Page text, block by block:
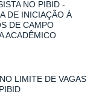
NO PIBID -
DE INICIAÇÃO À
DE CAMPO
ACADÊMICO
LIMITE DE VAGAS